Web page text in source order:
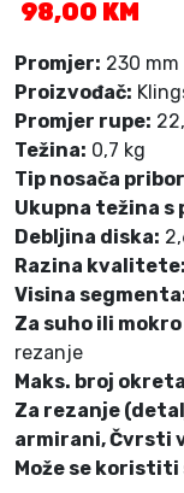
98,00 KM
Promjer: 230 mm
Proizvođač:
Promjer rupe:
Težina: 0,7 kg
Tip nosača
Ukupna težina s
Debljina diska:
Razina kvalitete:
Visina
Za suho ili
rezanje
Maks. broj
Za rezanje
armirani, Čvrsti
Može se